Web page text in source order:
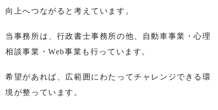
向上へつながると考えています。
当事務所は、行政書士事務所の他、自動車事業・心理
相談事業・Web事業も行っています。
希望があれば、広範囲にわたってチャレンジできる環
境が整っています。